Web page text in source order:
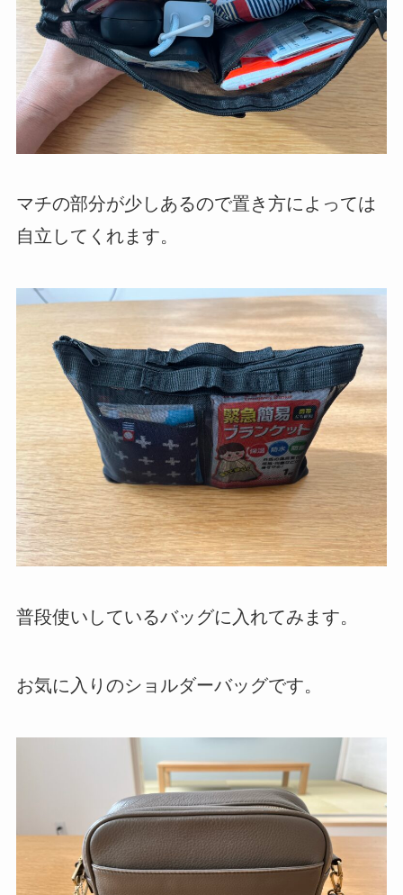
マチの部分が少しあるので置き方によっては
自立してくれます。
普段使いしているバッグに入れてみます。
お気に入りのショルダーバッグです。